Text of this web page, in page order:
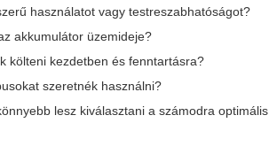
használatot vagy testreszabhatóságot?
akkumulátor üzemideje?
költeni kezdetben és fenntartásra?
szeretnék használni?
lesz kiválasztani a számodra optimális